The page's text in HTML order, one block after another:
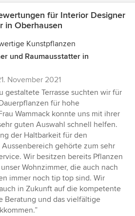
für Interior Designer
in Oberhausen
Kunstpflanzen
und Raumausstatter in
November 2021
gestaltete Terrasse suchten wir für
für hohe
Wammack konnte uns mit ihrer
guten Auswahl schnell helfen.
der Haltbarkeit für den
gehörte zum sehr
Wir besitzen bereits Pflanzen
Wohnzimmer, die auch nach
immer noch tip top sind. Wir
in Zukunft auf die kompetente
Beratung und das vielfältige